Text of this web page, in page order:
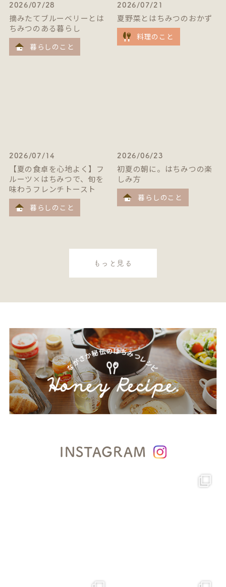
2026/07/28
摘みたてブルーベリーとは
ちみつのある暮らし
暮らしのこと
2026/07/21
夏野菜とはちみつのおかず
料理のこと
2026/07/14
【夏の食卓を心地よく】フ
ルーツ×はちみつで、旬を
味わうフレンチトースト
暮らしのこと
2026/06/23
初夏の朝に。はちみつの楽
しみ方
暮らしのこと
もっと見る
INSTAGRAM